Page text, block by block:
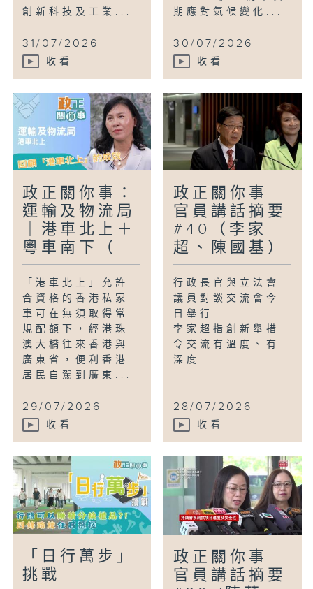
創新科技及工業...
31/07/2026
收看
期應對氣候變化...
30/07/2026
收看
政正關你事：
運輸及物流局
｜港車北上＋
粵車南下（...
「港車北上」允許
合資格的香港私家
車可在無須取得常
規配額下，經港珠
澳大橋往來香港與
廣東省，便利香港
居民自駕到廣東...
29/07/2026
收看
政正關你事 -
官員講話摘要
#40（李家
超、陳國基）
行政長官與立法會
議員對談交流會今
日舉行
李家超指創新舉措
令交流有溫度、有
深度
...
28/07/2026
收看
「日行萬步」
挑戰
政正關你事 -
官員講話摘要